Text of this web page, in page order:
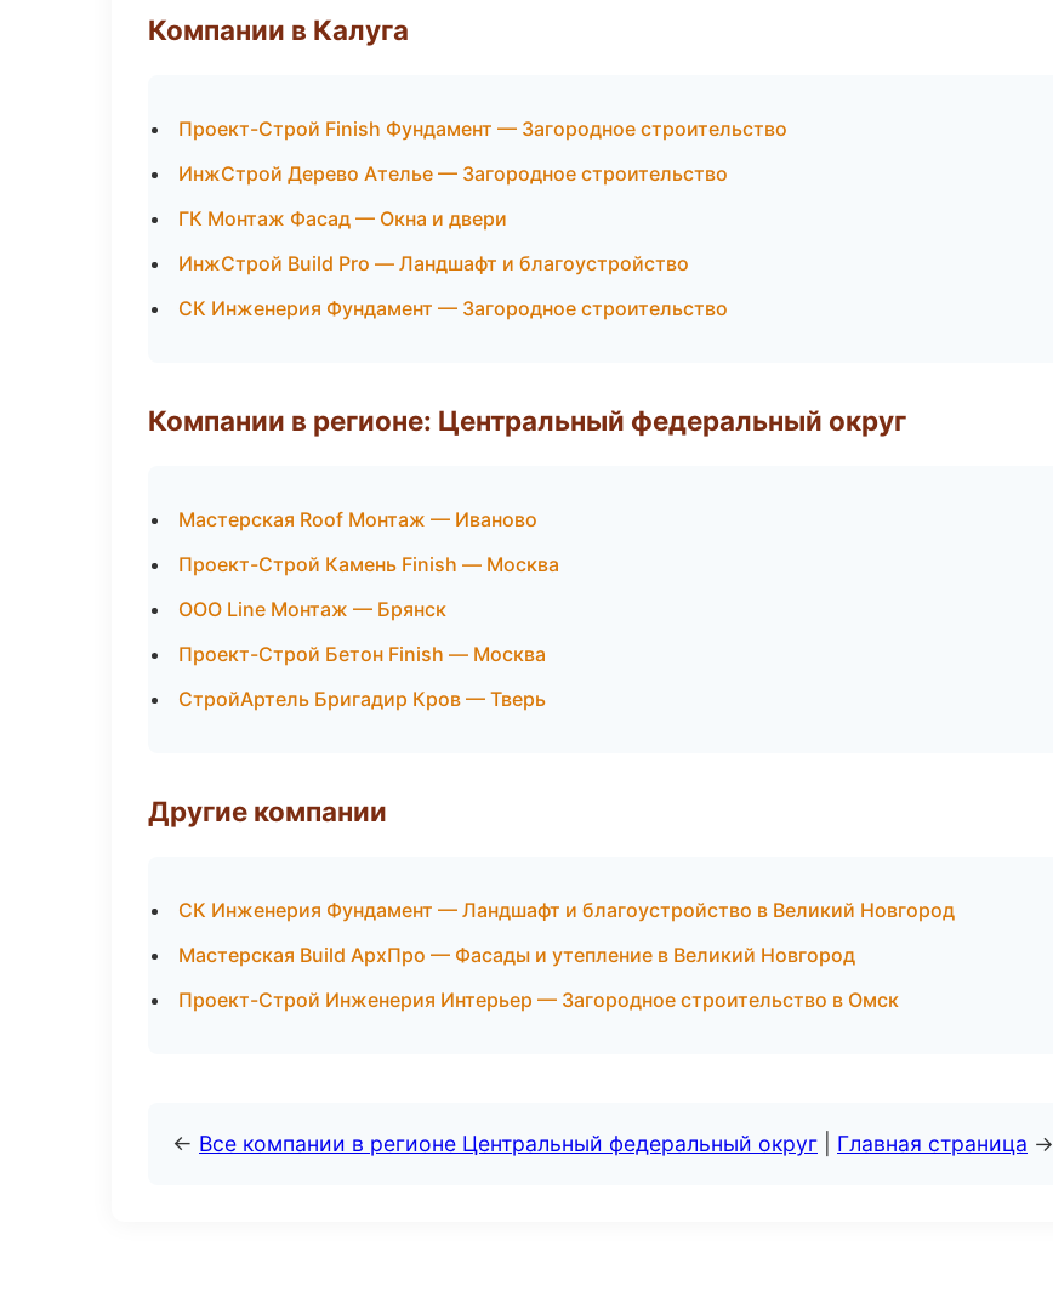
Компании в Калуга
Проект-Строй Finish Фундамент — Загородное строительство
ИнжСтрой Дерево Ателье — Загородное строительство
ГК Монтаж Фасад — Окна и двери
ИнжСтрой Build Pro — Ландшафт и благоустройство
СК Инженерия Фундамент — Загородное строительство
Компании в регионе: Центральный федеральный округ
Мастерская Roof Монтаж — Иваново
Проект-Строй Камень Finish — Москва
ООО Line Монтаж — Брянск
Проект-Строй Бетон Finish — Москва
СтройАртель Бригадир Кров — Тверь
Другие компании
СК Инженерия Фундамент — Ландшафт и благоустройство в Великий Новгород
Мастерская Build АрхПро — Фасады и утепление в Великий Новгород
Проект-Строй Инженерия Интерьер — Загородное строительство в Омск
← Все компании в регионе Центральный федеральный округ Главная страница →